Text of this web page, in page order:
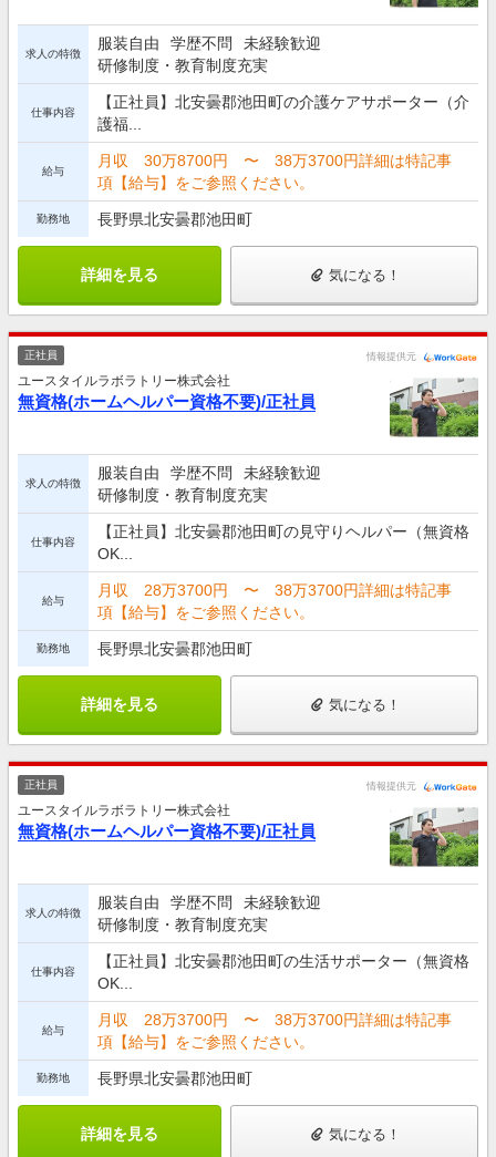
求人の特徴
服装自由 学歴不問
未経験歓迎
研修制度・教育制度充実
仕事内容
【正社員】北安曇郡池田町の介護ケアサポーター（介
護福...
給与
月収 30万8700円 〜 38万3700円詳細は特記事
項【給与】をご参照ください。
勤務地 長野県北安曇郡池田町
詳細を見る 気になる！
正社員 情報提供元
ユースタイルラボラトリー株式会社
無資格(ホームヘルパー資格不要)/正社員
求人の特徴
服装自由 学歴不問
未経験歓迎
研修制度・教育制度充実
仕事内容
【正社員】北安曇郡池田町の見守りヘルパー（無資格
OK...
給与
月収 28万3700円 〜 38万3700円詳細は特記事
項【給与】をご参照ください。
勤務地 長野県北安曇郡池田町
詳細を見る 気になる！
正社員 情報提供元
ユースタイルラボラトリー株式会社
無資格(ホームヘルパー資格不要)/正社員
求人の特徴
服装自由 学歴不問
未経験歓迎
研修制度・教育制度充実
仕事内容
【正社員】北安曇郡池田町の生活サポーター（無資格
OK...
給与
月収 28万3700円 〜 38万3700円詳細は特記事
項【給与】をご参照ください。
勤務地 長野県北安曇郡池田町
詳細を見る 気になる！